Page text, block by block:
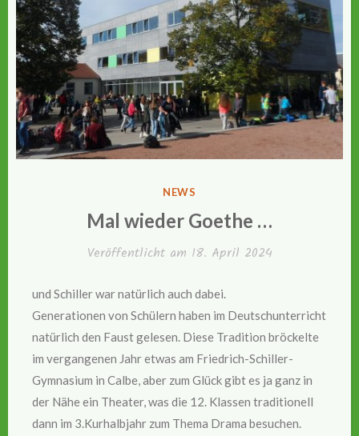
VERÖFFENTLICHT
IN
NEWS
Mal wieder Goethe …
Veröffentlicht am 18. April 2024
und Schiller war natürlich auch dabei.
Generationen von Schülern haben im Deutschunterricht
natürlich den Faust gelesen. Diese Tradition bröckelte
im vergangenen Jahr etwas am Friedrich-Schiller-
Gymnasium in Calbe, aber zum Glück gibt es ja ganz in
der Nähe ein Theater, was die 12. Klassen traditionell
dann im 3.Kurhalbjahr zum Thema Drama besuchen.